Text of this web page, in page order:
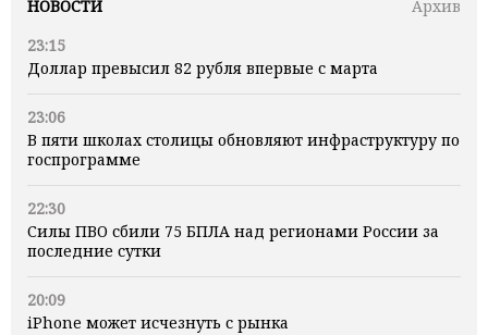
НОВОСТИ
Архив
23:15
Доллар превысил 82 рубля впервые с марта
23:06
В пяти школах столицы обновляют инфраструктуру по
госпрограмме
22:30
Силы ПВО сбили 75 БПЛА над регионами России за
последние сутки
20:09
iPhone может исчезнуть с рынка